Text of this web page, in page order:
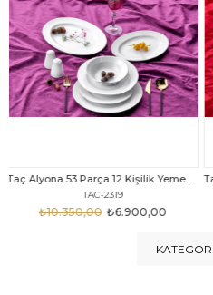
Taç Alyona 53 Parça 12 Kişilik Yemek Takımı Gold
TAC-2318
₺6.900,00
₺10.350,00